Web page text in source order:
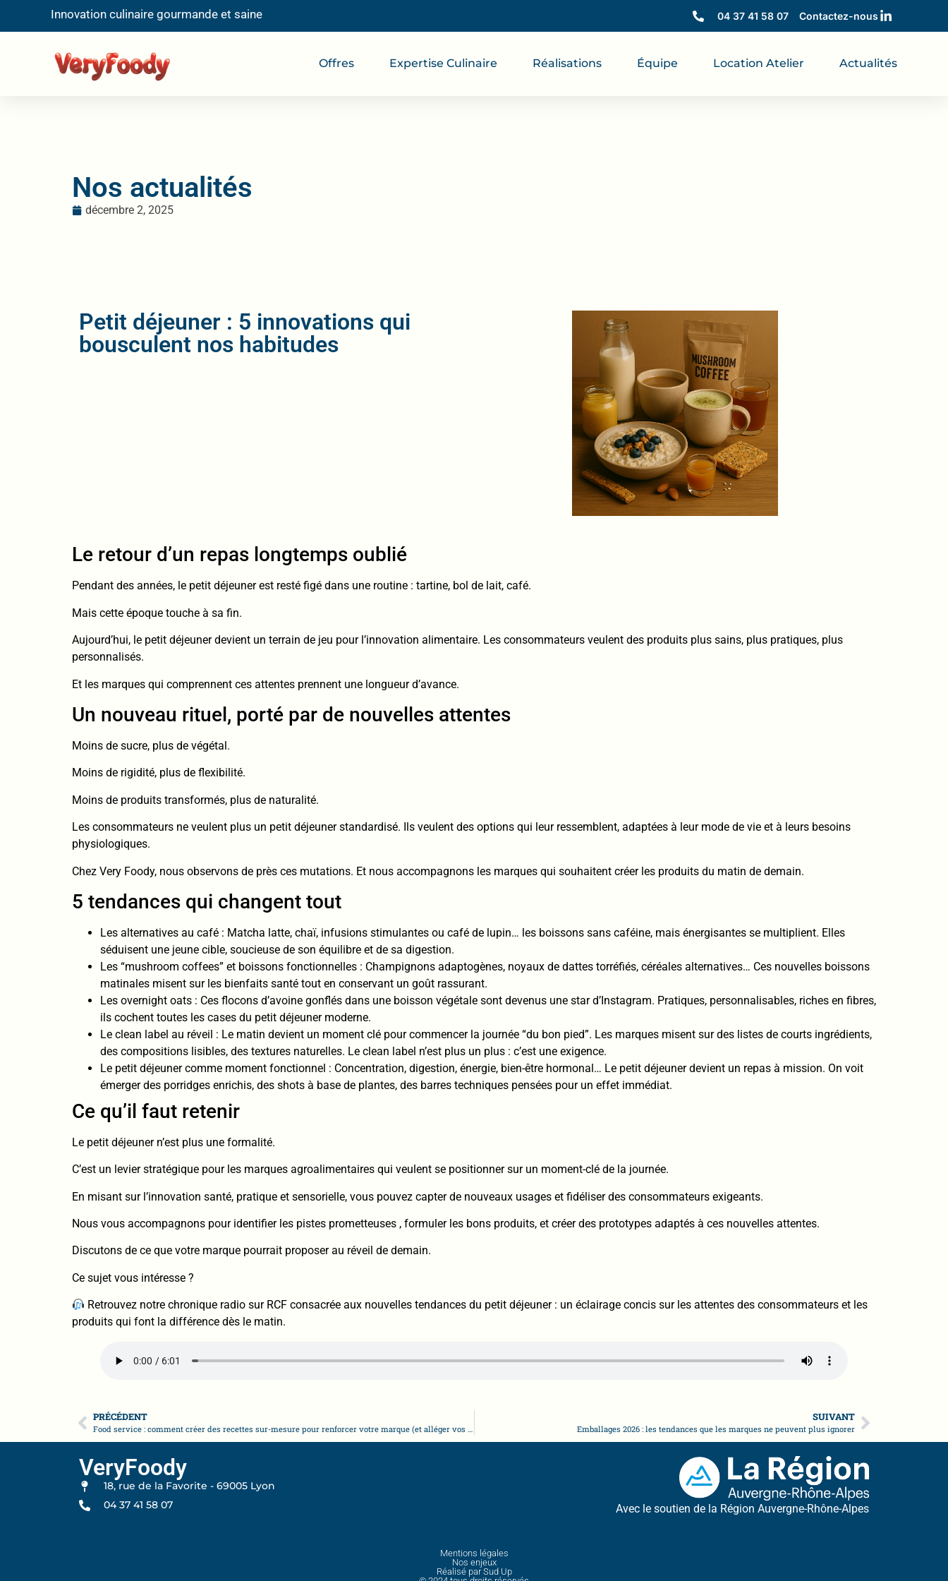
Innovation culinaire gourmande et saine 04 37 41 58 07 Contactez-nous
Offres Expertise Culinaire Réalisations Équipe Location Atelier Actualités
Nos actualités
décembre 2, 2025
Petit déjeuner : 5 innovations qui
bousculent nos habitudes
Le retour d’un repas longtemps oublié
Pendant des années, le petit déjeuner est resté figé dans une routine : tartine, bol de lait, café.
Mais cette époque touche à sa fin.
Aujourd’hui, le petit déjeuner devient un terrain de jeu pour l’innovation alimentaire. Les consommateurs veulent des produits plus sains, plus pratiques, plus
personnalisés.
Et les marques qui comprennent ces attentes prennent une longueur d’avance.
Un nouveau rituel, porté par de nouvelles attentes
Moins de sucre, plus de végétal.
Moins de rigidité, plus de flexibilité.
Moins de produits transformés, plus de naturalité.
Les consommateurs ne veulent plus un petit déjeuner standardisé. Ils veulent des options qui leur ressemblent, adaptées à leur mode de vie et à leurs besoins
physiologiques.
Chez Very Foody, nous observons de près ces mutations. Et nous accompagnons les marques qui souhaitent créer les produits du matin de demain.
5 tendances qui changent tout
Les alternatives au café : Matcha latte, chaï, infusions stimulantes ou café de lupin… les boissons sans caféine, mais énergisantes se multiplient. Elles
séduisent une jeune cible, soucieuse de son équilibre et de sa digestion.
Les “mushroom coffees” et boissons fonctionnelles : Champignons adaptogènes, noyaux de dattes torréfiés, céréales alternatives… Ces nouvelles boissons
matinales misent sur les bienfaits santé tout en conservant un goût rassurant.
Les overnight oats : Ces flocons d’avoine gonflés dans une boisson végétale sont devenus une star d’Instagram. Pratiques, personnalisables, riches en fibres,
ils cochent toutes les cases du petit déjeuner moderne.
Le clean label au réveil : Le matin devient un moment clé pour commencer la journée “du bon pied”. Les marques misent sur des listes de courts ingrédients,
des compositions lisibles, des textures naturelles. Le clean label n’est plus un plus : c’est une exigence.
Le petit déjeuner comme moment fonctionnel : Concentration, digestion, énergie, bien-être hormonal… Le petit déjeuner devient un repas à mission. On voit
émerger des porridges enrichis, des shots à base de plantes, des barres techniques pensées pour un effet immédiat.
Ce qu’il faut retenir
Le petit déjeuner n’est plus une formalité.
C’est un levier stratégique pour les marques agroalimentaires qui veulent se positionner sur un moment-clé de la journée.
En misant sur l’innovation santé, pratique et sensorielle, vous pouvez capter de nouveaux usages et fidéliser des consommateurs exigeants.
Nous vous accompagnons pour identifier les pistes prometteuses , formuler les bons produits, et créer des prototypes adaptés à ces nouvelles attentes.
Discutons de ce que votre marque pourrait proposer au réveil de demain.
Ce sujet vous intéresse ?
Retrouvez notre chronique radio sur RCF consacrée aux nouvelles tendances du petit déjeuner : un éclairage concis sur les attentes des consommateurs et les
produits qui font la différence dès le matin.
PRÉCÉDENT
Food service : comment créer des recettes sur-mesure pour renforcer votre marque (et alléger vos cuisines)
SUIVANT
Emballages 2026 : les tendances que les marques ne peuvent plus ignorer
VeryFoody
18, rue de la Favorite - 69005 Lyon
04 37 41 58 07
Avec le soutien de la Région Auvergne-Rhône-Alpes
Mentions légales
Nos enjeux
Réalisé par Sud Up